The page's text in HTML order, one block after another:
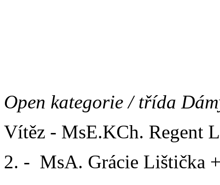
Open kategorie / třída
Vítěz - MsE.KCh. Regent
2. - MsA. Grácie Lištička